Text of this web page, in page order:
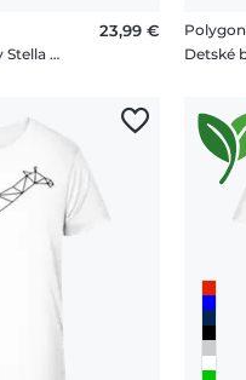
Detské bio tričko Stanley Stella 2.0
23,99 €